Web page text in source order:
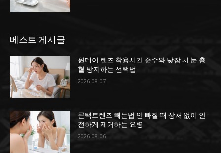
베스트 게시글
원데이 렌즈 착용시간 준수와 낮잠 시 눈 충
혈 방지하는 선택법
2026-08-07
콘택트렌즈 빼는법 안 빠질 때 상처 없이 안
전하게 제거하는 요령
2026-08-06